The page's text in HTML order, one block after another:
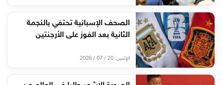
الصحف الإسبانية تحتفي بالنجمة
الثانية بعد الفوز على الأرجنتين
الإثنين: 20 / 07 / 2026